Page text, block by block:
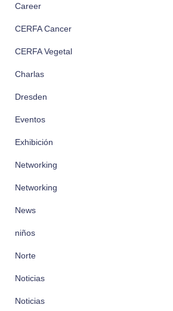
Career
CERFA Cancer
CERFA Vegetal
Charlas
Dresden
Eventos
Exhibición
Networking
Networking
News
niños
Norte
Noticias
Noticias